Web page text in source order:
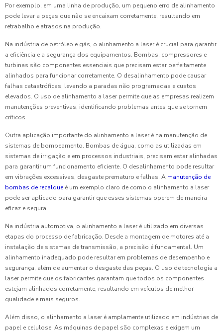
Por exemplo, em uma linha de produção, um pequeno erro de alinhamento
pode levar a peças que não se encaixam corretamente, resultando em
retrabalho e atrasos na produção.
Na indústria de petróleo e gás, o alinhamento a laser é crucial para garantir
a eficiência e a segurança dos equipamentos. Bombas, compressores e
turbinas são componentes essenciais que precisam estar perfeitamente
alinhados para funcionar corretamente. O desalinhamento pode causar
falhas catastróficas, levando a paradas não programadas e custos
elevados. O uso de alinhamento a laser permite que as empresas realizem
manutenções preventivas, identificando problemas antes que se tornem
críticos.
Outra aplicação importante do alinhamento a laser é na manutenção de
sistemas de bombeamento. Bombas de água, como as utilizadas em
sistemas de irrigação e em processos industriais, precisam estar alinhadas
para garantir um funcionamento eficiente. O desalinhamento pode resultar
em vibrações excessivas, desgaste prematuro e falhas. A manutenção de
bombas de recalque é um exemplo claro de como o alinhamento a laser
pode ser aplicado para garantir que esses sistemas operem de maneira
eficaz e segura.
Na indústria automotiva, o alinhamento a laser é utilizado em diversas
etapas do processo de fabricação. Desde a montagem de motores até a
instalação de sistemas de transmissão, a precisão é fundamental. Um
alinhamento inadequado pode resultar em problemas de desempenho e
segurança, além de aumentar o desgaste das peças. O uso de tecnologia a
laser permite que os fabricantes garantam que todos os componentes
estejam alinhados corretamente, resultando em veículos de melhor
qualidade e mais seguros.
Além disso, o alinhamento a laser é amplamente utilizado em indústrias de
papel e celulose. As máquinas de papel são complexas e exigem um